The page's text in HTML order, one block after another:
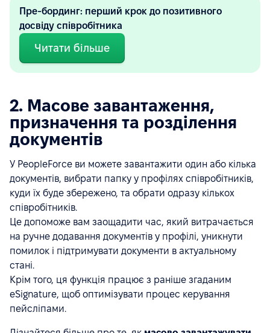
Пре-бординг: перший крок до позитивного
досвіду співробітника
Читати більше
2. Масове завантаження,
призначення та розділення
документів
У PeopleForce ви можете завантажити один або кілька
документів, вибрати папку у профілях співробітників,
куди їх буде збережено, та обрати одразу кількох
співробітників.
Це допоможе вам заощадити час, який витрачається
на ручне додавання документів у профілі, уникнути
помилок і підтримувати документи в актуальному
стані.
Крім того, ця функція працює з раніше згаданим
eSignature, щоб оптимізувати процес керування
пейсліпами.